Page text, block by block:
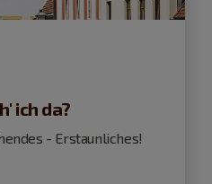
ich da?
- Erstaunliches!